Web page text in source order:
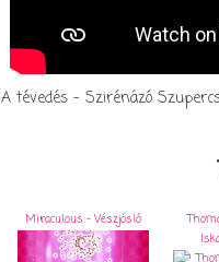
A tévedés - Szirénázó
Miraculous - Vészjósló